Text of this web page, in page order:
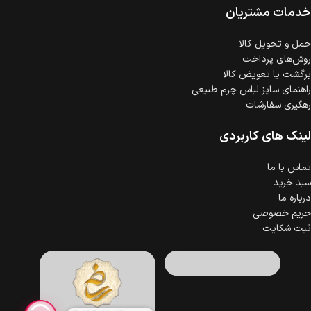
خدمات مشتریان
حمل‌ و تحویل کالا
روش‌های پرداخت
برگشت یا تعویض کالا
راهنمای سایز لباس چرم طبیعی
رهگیری سفارشات
لینک های کاربردی
تماس با ما
سبد خرید
درباره ما
حریم خصوصی
ثبت شکایت